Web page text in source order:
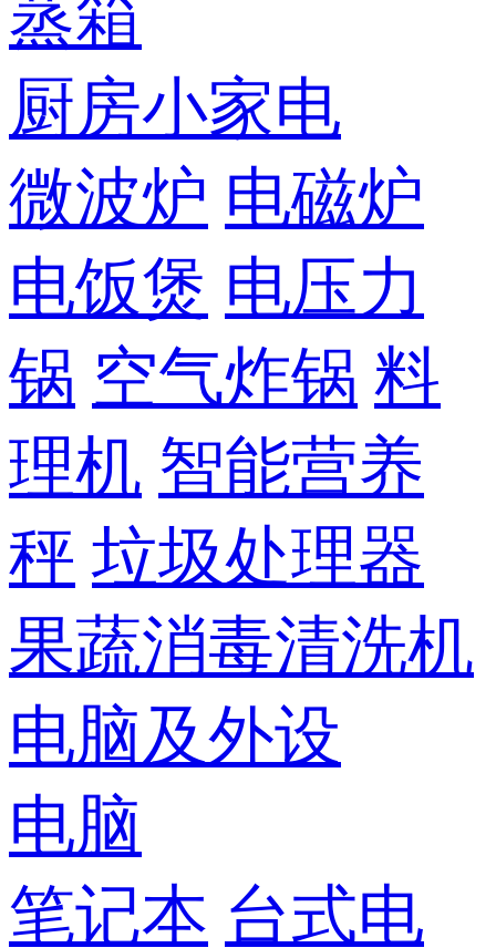
蒸箱
厨房小家电
微波炉 电磁炉
电饭煲 电压力
锅 空气炸锅 料
理机 智能营养
秤 垃圾处理器
果蔬消毒清洗机
电脑及外设
电脑
笔记本 台式电